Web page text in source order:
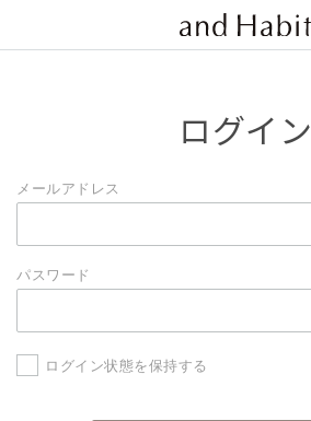
ログイン
メールアドレス
パスワード
ログイン状態を保持する